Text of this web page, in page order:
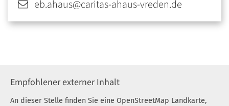
eb.ahaus@caritas-ahaus-vreden.de
Empfohlener externer Inhalt
An dieser Stelle finden Sie eine OpenStreetMap Landkarte,